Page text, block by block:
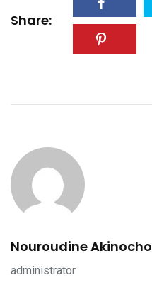
Share:
Nouroudine Akinocho
administrator